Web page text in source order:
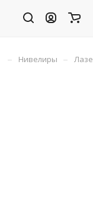
– Нивелиры –